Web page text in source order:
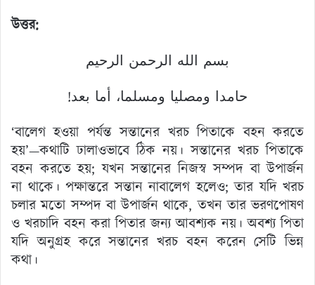
উত্তর:
بسم الله الرحمن الرحيم
حامدا ومصليا ومسلما، أما بعد!
‘বালেগ হওয়া পর্যন্ত সন্তানের খরচ পিতাকে বহন করতে
হয়’—কথাটি ঢালাওভাবে ঠিক নয়। সন্তানের খরচ পিতাকে
বহন করতে হয়; যখন সন্তানের নিজস্ব সম্পদ বা উপার্জন
না থাকে। পক্ষান্তরে সন্তান নাবালেগ হলেও; তার যদি খরচ
চলার মতো সম্পদ বা উপার্জন থাকে, তখন তার ভরণপোষণ
ও খরচাদি বহন করা পিতার জন্য আবশ্যক নয়। অবশ্য পিতা
যদি অনুগ্রহ করে সন্তানের খরচ বহন করেন সেটি ভিন্ন
কথা।